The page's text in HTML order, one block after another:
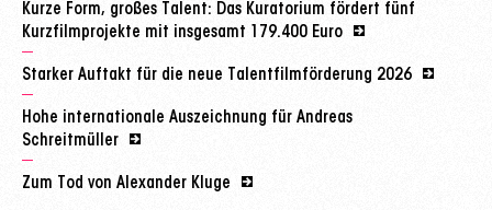
Kurze Form, großes Talent: Das Kuratorium fördert fünf
Kurzfilmprojekte mit insgesamt 179.400 Euro
Starker Auftakt für die neue Talentfilmförderung 2026
Hohe internationale Auszeichnung für Andreas
Schreitmüller
Zum Tod von Alexander Kluge